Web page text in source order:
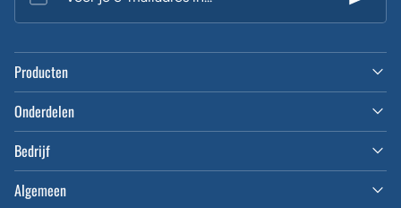
Voer je e-mailadres in...
Producten
Onderdelen
Bedrijf
Algemeen